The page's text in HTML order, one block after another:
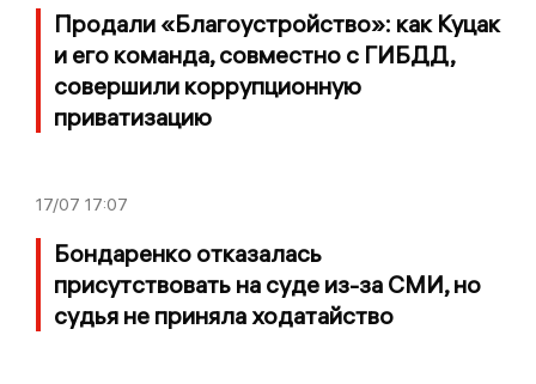
Продали «Благоустройство»: как Куцак
и его команда, совместно с ГИБДД,
совершили коррупционную
приватизацию
17/07 17:07
Бондаренко отказалась
присутствовать на суде из-за СМИ, но
судья не приняла ходатайство